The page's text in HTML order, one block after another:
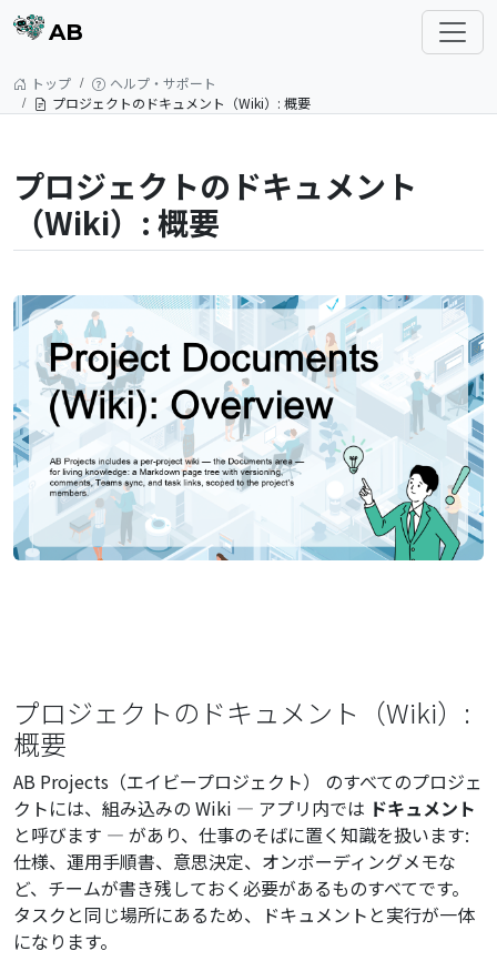
AB
トップ
ヘルプ・サポート
プロジェクトのドキュメント（Wiki）: 概要
プロジェクトのドキュメント
（Wiki）: 概要
プロジェクトのドキュメント（Wiki）:
概要
AB Projects（エイビープロジェクト） のすべてのプロジェ
クトには、組み込みの Wiki — アプリ内では ドキュメント
と呼びます — があり、仕事のそばに置く知識を扱います:
仕様、運用手順書、意思決定、オンボーディングメモな
ど、チームが書き残しておく必要があるものすべてです。
タスクと同じ場所にあるため、ドキュメントと実行が一体
になります。